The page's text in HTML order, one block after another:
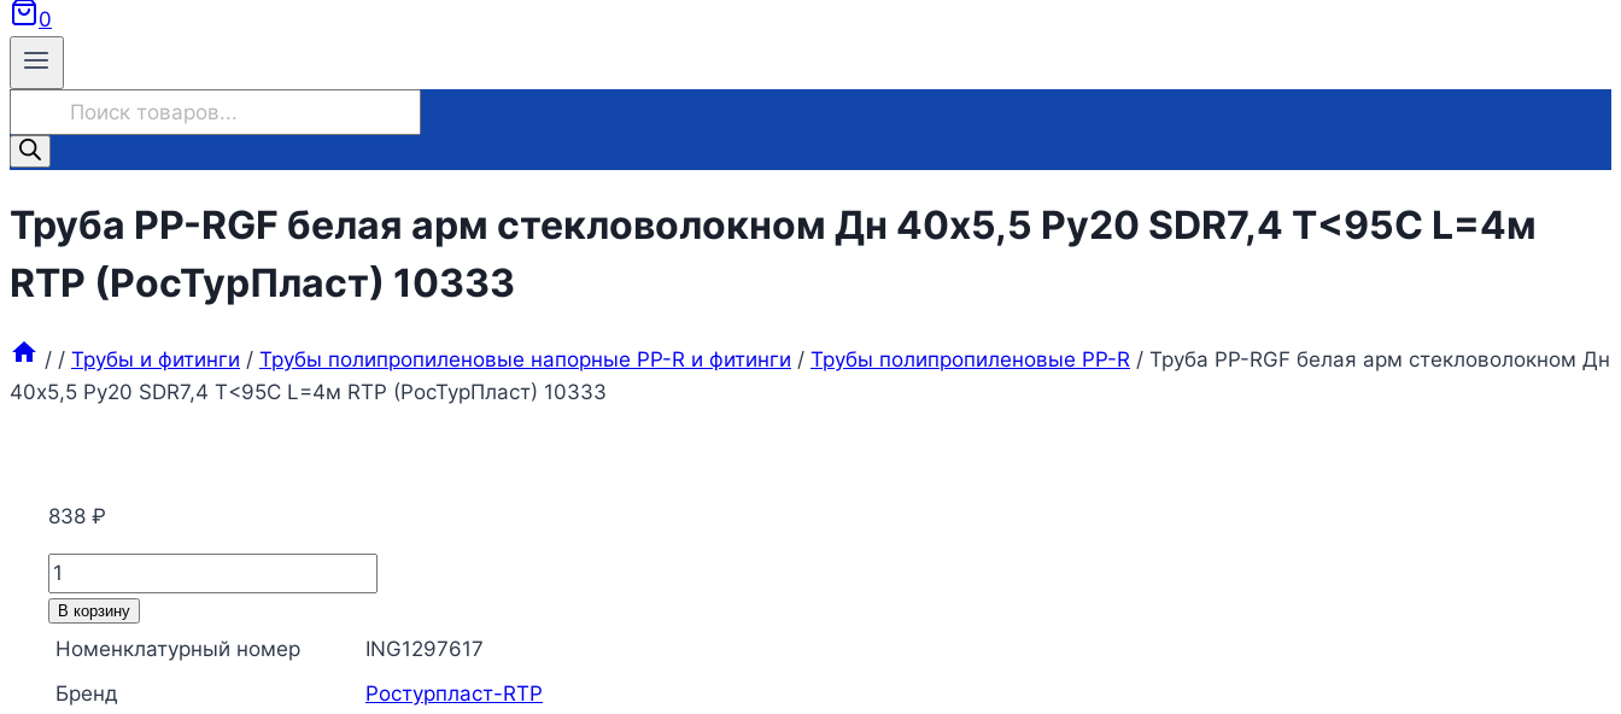
0
товаров
Труба PP-RGF белая арм стекловолокном Дн 40х5,5 Ру20 SDR7,4 Т<95С L=4м
RTP (РосТурПласт) 10333
/ / Трубы и фитинги / Трубы полипропиленовые напорные PP-R и фитинги / Трубы полипропиленовые PP-R / Труба PP-RGF белая арм стекловолокном Дн
40х5,5 Ру20 SDR7,4 Т<95С L=4м RTP (РосТурПласт) 10333
838 ₽
Количество
товара
RGF
В корзину
Номенклатурный номер
ING1297617
Бренд
Ростурпласт-RTP